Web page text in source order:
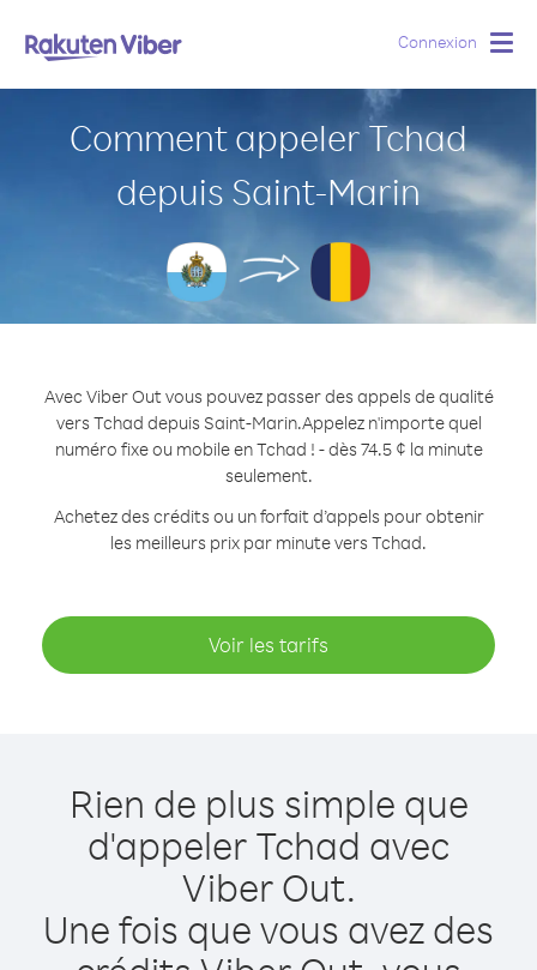
Connexion
Comment appeler Tchad
depuis Saint-Marin
Avec Viber Out vous pouvez passer des appels de qualité
vers Tchad depuis Saint-Marin.Appelez n'importe quel
numéro fixe ou mobile en Tchad ! - dès 74.5 ¢ la minute
seulement.
Achetez des crédits ou un forfait d’appels pour obtenir
les meilleurs prix par minute vers Tchad.
Voir les tarifs
Rien de plus simple que
d'appeler Tchad avec
Viber Out.
Une fois que vous avez des